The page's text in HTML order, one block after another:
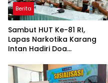
Berita
Sambut HUT Ke-81 RI,
Lapas Narkotika Karang
Intan Hadiri Doa
Kementerian Imigrasi dan
Pemasyarakatan